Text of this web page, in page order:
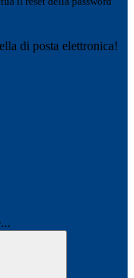
di posta elettronica!